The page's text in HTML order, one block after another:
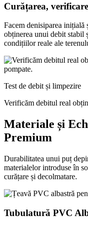
Curățarea,
Facem denisiparea inițială
obținerea unui debit stabil
condițiilor reale ale
Test de debit și limpezire
Verificăm debitul real
Materiale și
Premium
Durabilitatea unui puț
materialelor introduse în
curățare și decolmatare.
Tubulatură PVC